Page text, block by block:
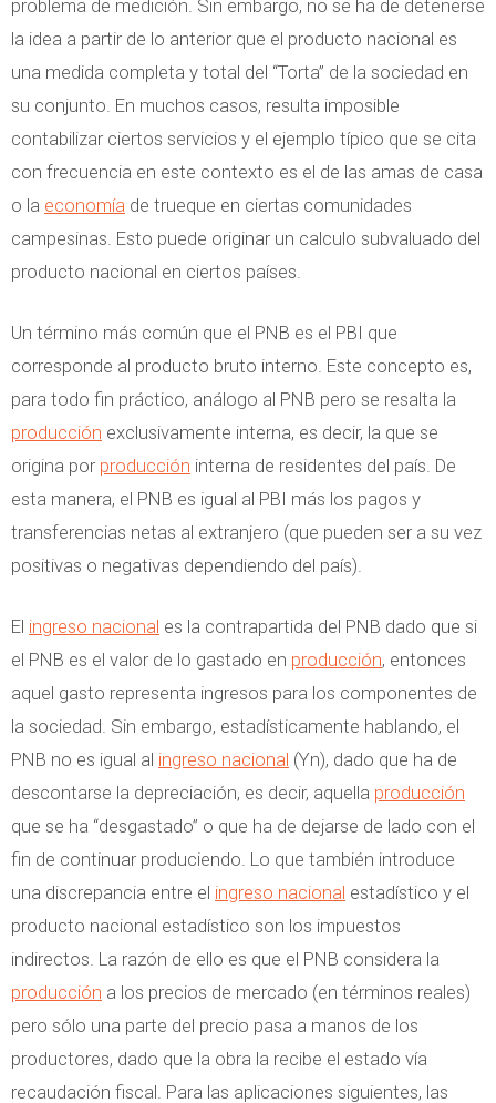
problema de medición. Sin embargo, no se ha de detenerse
la idea a partir de lo anterior que el producto nacional es
una medida completa y total del “Torta” de la sociedad en
su conjunto. En muchos casos, resulta imposible
contabilizar ciertos servicios y el ejemplo típico que se cita
con frecuencia en este contexto es el de las amas de casa
o la economía de trueque en ciertas comunidades
campesinas. Esto puede originar un calculo subvaluado del
producto nacional en ciertos países.
Un término más común que el PNB es el PBI que
corresponde al producto bruto interno. Este concepto es,
para todo fin práctico, análogo al PNB pero se resalta la
producción exclusivamente interna, es decir, la que se
origina por producción interna de residentes del país. De
esta manera, el PNB es igual al PBI más los pagos y
transferencias netas al extranjero (que pueden ser a su vez
positivas o negativas dependiendo del país).
El ingreso nacional es la contrapartida del PNB dado que si
el PNB es el valor de lo gastado en producción, entonces
aquel gasto representa ingresos para los componentes de
la sociedad. Sin embargo, estadísticamente hablando, el
PNB no es igual al ingreso nacional (Yn), dado que ha de
descontarse la depreciación, es decir, aquella producción
que se ha “desgastado” o que ha de dejarse de lado con el
fin de continuar produciendo. Lo que también introduce
una discrepancia entre el ingreso nacional estadístico y el
producto nacional estadístico son los impuestos
indirectos. La razón de ello es que el PNB considera la
producción a los precios de mercado (en términos reales)
pero sólo una parte del precio pasa a manos de los
productores, dado que la obra la recibe el estado vía
recaudación fiscal. Para las aplicaciones siguientes, las